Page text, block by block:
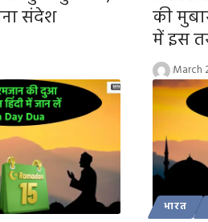
संदेश
की
में इस
March
भारत